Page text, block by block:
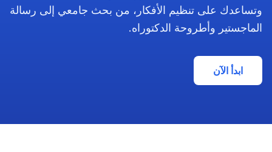
وتساعدك على تنظيم الأفكار، من بحث جامعي إلى رسالة
الماجستير وأطروحة الدكتوراه.
ابدأ الآن